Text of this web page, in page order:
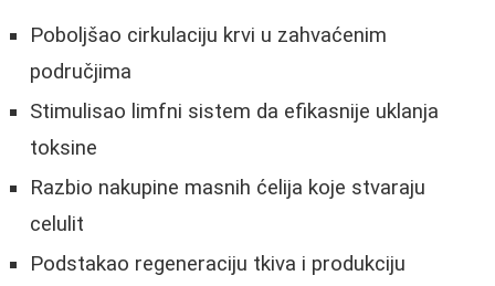
Poboljšao cirkulaciju krvi u zahvaćenim
područjima
Stimulisao limfni sistem da efikasnije uklanja
toksine
Razbio nakupine masnih ćelija koje stvaraju
celulit
Podstakao regeneraciju tkiva i produkciju